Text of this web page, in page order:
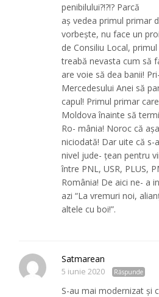
penibilului?!?!? Parcă
aş vedea primul primar
vorbeşte, nu face un
de Consiliu Local,
treabă nevasta cum să
are voie să dea banii!
Mercedesului Anei să
capul! Primul primar
Moldova înainte să
Ro- mânia! Noroc că
niciodată! Dar uite că
nivel jude- ţean pentru
între PNL, USR, PLUS,
România! De aici ne- a
azi “La vremuri noi,
altele cu boi!”.
Satmarean
5 iunie 2020 Răspunde
S-au mai modernizat și